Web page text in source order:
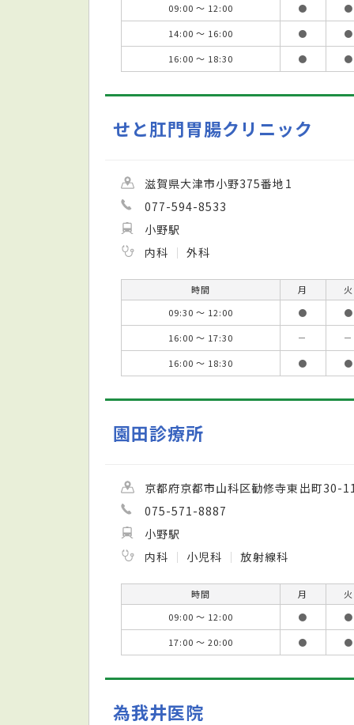
09:00 ～ 12:00
● ●
14:00 ～ 16:00
● ●
16:00 ～ 18:30
● ●
せと肛門胃腸クリニック
滋賀県大津市小野375番地1
077-594-8533
小野駅
内科
外科
時間 月 火
09:30 ～ 12:00
● ●
16:00 ～ 17:30
－ －
16:00 ～ 18:30
● ●
園田診療所
京都府京都市山科区勧修寺東出町30-
075-571-8887
小野駅
内科
小児科 放射線科
時間 月 火
09:00 ～ 12:00
● ●
17:00 ～ 20:00
● ●
為我井医院